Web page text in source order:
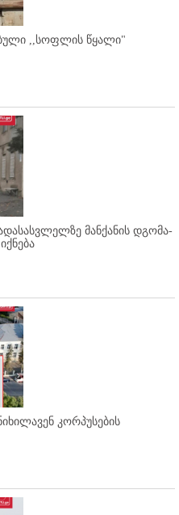
,,სოფლის წყალი"
მანქანის დგომა-
კორპუსების